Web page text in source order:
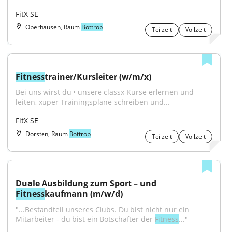
FitX SE
Oberhausen, Raum Bottrop Teilzeit Vollzeit
Fitnesstrainer/Kursleiter (w/m/x)
Bei uns wirst du • unsere classx-Kurse erlernen und
leiten, xuper Trainingspläne schreiben und...
FitX SE
Dorsten, Raum Bottrop Teilzeit Vollzeit
Fitnesskaufmann (m/w/d)
"...Bestandteil unseres Clubs. Du bist nicht nur ein
Mitarbeiter - du bist ein Botschafter der Fitness..."